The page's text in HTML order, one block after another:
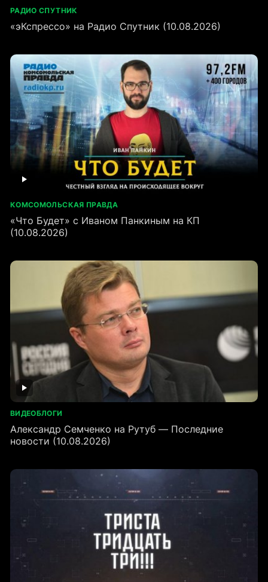
РАДИО СПУТНИК
«эКспрессо» на Радио Спутник (10.08.2026)
КОМСОМОЛЬСКАЯ ПРАВДА
«Что Будет» с Иваном Панкиным на КП
(10.08.2026)
ВИДЕОБЛОГИ
Александр Семченко на Рутуб — Последние
новости (10.08.2026)